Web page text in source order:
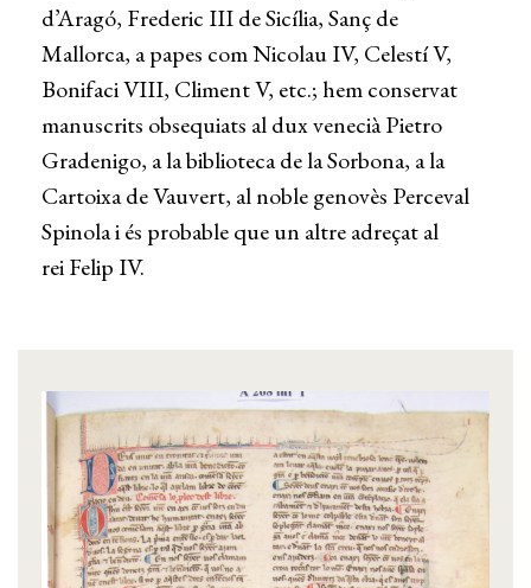
d’Aragó, Frederic III de Sicília, Sanç de
Mallorca, a papes com Nicolau IV, Celestí V,
Bonifaci VIII, Climent V, etc.; hem conservat
manuscrits obsequiats al dux venecià Pietro
Gradenigo, a la biblioteca de la Sorbona, a la
Cartoixa de Vauvert, al noble genovès Perceval
Spinola i és probable que un altre adreçat al
rei Felip IV.